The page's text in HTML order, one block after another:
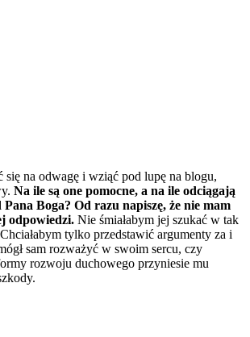
się na odwagę i wziąć pod lupę na blogu,
Na ile są one pomocne, a na ile odciągają
Boga? Od razu napiszę, że nie mam
odpowiedzi. Nie śmiałabym jej szukać w tak
tylko przedstawić argumenty za i
sam rozważyć w swoim sercu, czy
rozwoju duchowego przyniesie mu